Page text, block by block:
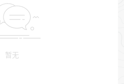
暂无